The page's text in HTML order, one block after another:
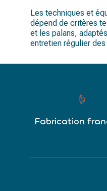
Les techniques et
dépend de critères
et les palans,
entretien régulier
Fabrication